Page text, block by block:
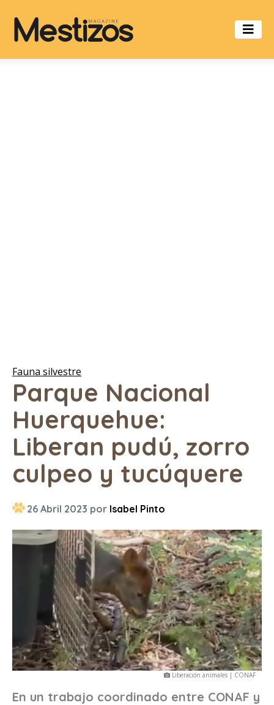
Fauna silvestre
Parque Nacional
Huerquehue:
Liberan pudú, zorro
culpeo y tucúquere
26 Abril 2023 por Isabel Pinto
Liberación animales | CONAF
En un trabajo coordinado entre CONAF y